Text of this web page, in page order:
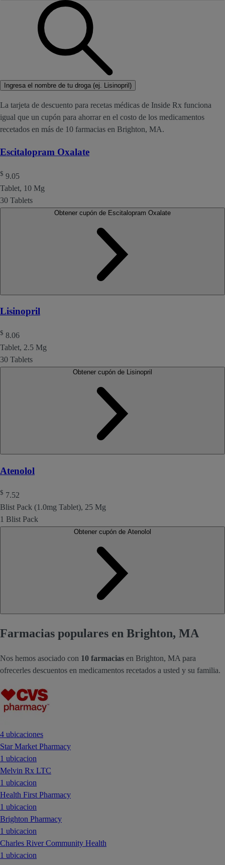
Ingresa el nombre de tu droga (ej. Lisinopril)
La tarjeta de descuento para recetas médicas de Inside Rx funciona
igual que un cupón para ahorrar en el costo de los medicamentos
recetados en más de 10 farmacias en Brighton, MA.
Escitalopram Oxalate
$ 9.05
Tablet, 10 Mg
30 Tablets
Lisinopril
$ 8.06
Tablet, 2.5 Mg
30 Tablets
Atenolol
$ 7.52
Blist Pack (1.0mg Tablet), 25 Mg
1 Blist Pack
Farmacias populares en Brighton, MA
Nos hemos asociado con 10 farmacias en Brighton, MA para
ofrecerles descuentos en medicamentos recetados a usted y su familia.
4 ubicaciones
Star Market Pharmacy
1 ubicacion
Melvin Rx LTC
1 ubicacion
Health First Pharmacy
1 ubicacion
Brighton Pharmacy
1 ubicacion
Charles River Community Health
1 ubicacion